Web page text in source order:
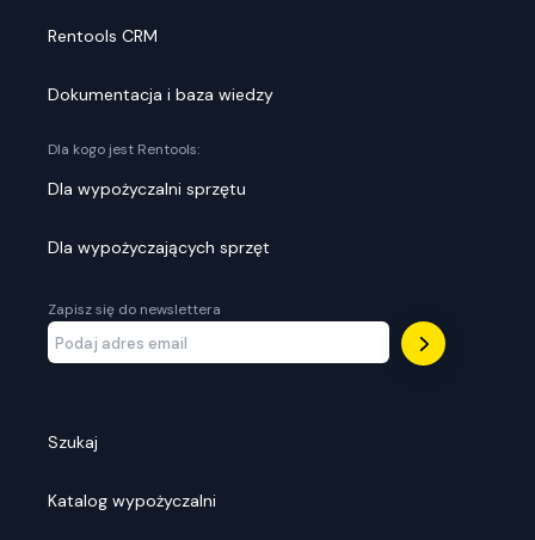
Rentools CRM
Dokumentacja i baza wiedzy
Dla kogo jest Rentools:
Dla wypożyczalni sprzętu
Dla wypożyczających sprzęt
Zapisz się do newslettera
Szukaj
Katalog wypożyczalni